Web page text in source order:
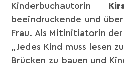
Kinderbuchautorin
beeindruckende und
Frau. Als Mitinitiatorin
„Jedes Kind muss lesen
Brücken zu bauen und